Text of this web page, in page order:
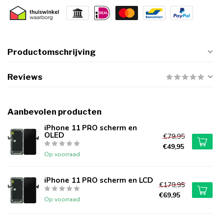
Productomschrijving
Reviews
Aanbevolen producten
iPhone 11 PRO scherm en
OLED
Op voorraad
€79,95
€49,95
iPhone 11 PRO scherm en LCD
Op voorraad
€179,95
€69,95